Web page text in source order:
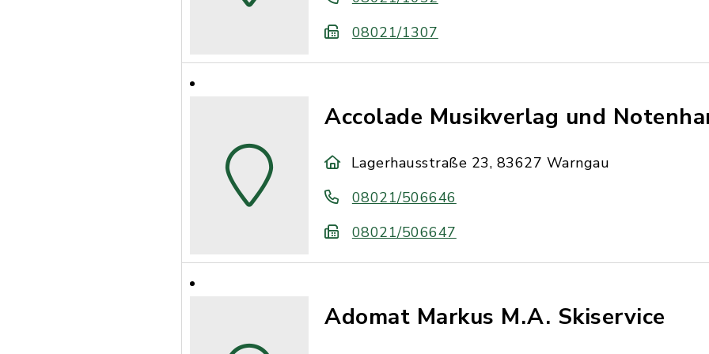
08021/1307
Accolade Musikverlag und
Lagerhausstraße 23, 83627 Warngau
08021/506646
08021/506647
Adomat Markus M.A. Skiservice